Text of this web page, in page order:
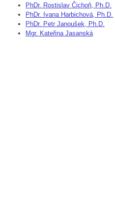
PhDr. Rostislav Čichoň, Ph.D.
PhDr. Ivana Harbichová, Ph.D.
PhDr. Petr Janoušek, Ph.D.
Mgr. Kateřina Jasanská